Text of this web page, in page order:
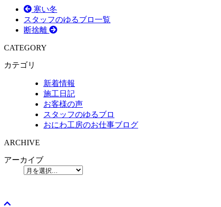
寒い冬
スタッフのゆるブロ一覧
断捨離
CATEGORY
カテゴリ
新着情報
施工日記
お客様の声
スタッフのゆるブロ
おにわ工房のお仕事ブログ
ARCHIVE
アーカイブ